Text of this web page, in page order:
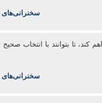
سخنرانی‌های
تا بتوانند با انتخاب
سخنرانی‌های